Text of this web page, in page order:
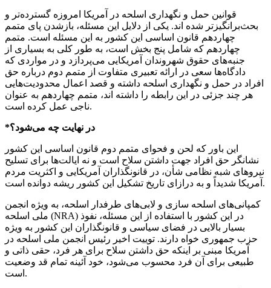
قوانین حمل و نگهداری اسلحه در آمریکا امروزه گسترده‌تر و
بحث‌برانگیزتر شده اند. یکی از دلایل این مسئله، بازشدن پای متمم
چهاردهم قانون اساسی این کشور به این مسئله است. متمم
چهاردهم که شامل پنج بخش است، به طور کلی به بسیاری از
جنبه‌های حقوق شهروندان آمریکایی می‌پردازد و در مواردی که
دادگاه‌ها سعی در ارائه تعبیری متفاوت از متمم دوم درباره حق
افراد در حمل و نگهداری اسلحه داشته و قصد اعمال محدودیت‌هایی
هر چند جزئی در این رابطه را داشته اند، متمم چهاردهم به عنوان
ناجی عمل کرده است.
*در نهایت چه می‌شود؟
این باور که لحن و فحوای متمم دوم قانون اساسی این کشور
نشانگر حق افراد جهت داشتن سلاح است و نه ایالت‌ها برای تسلیح
نیروهای شبه نظامی شأن، در قانونگذاران آمریکایی و اکثریت مردم
آمریکا شدیداً و به درازای تاریخ تشکیل این کشور ریشه دوانده است.
کمپانی‌های اسلحه سازی و لابی‌های طرفدار اسلحه، به ویژه انجمن
ملی اسلحه (NRA) در این کشور با استفاده از این مسئله، نفوذ
بسیار بالایی در فضای سیاسی و قانونگذاران این کشور به ویژه
حزب جمهوری خواه دارند. توییت اخیر رئیس انجمن ملی اسلحه در
آمریکا مبنی بر اینکه حق داشتن سلاح برای هر فرد، حقی ذاتی و
طبیعی برای آن فرد محسوب می‌شود، خود آئینه تمام قد وضعیت
است.